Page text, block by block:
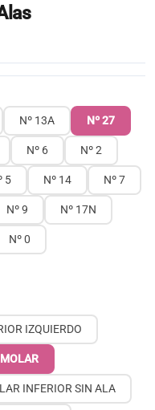
Nº 13A Nº 27
Nº 6 Nº 2
5 Nº 14 Nº 7
Nº 9 Nº 17N
Nº 0
IZQUIERDO
MOLAR
INFERIOR SIN ALA